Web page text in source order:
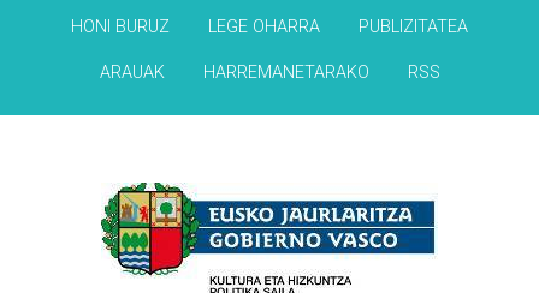
HONI BURUZ LEGE OHARRA PUBLIZITATEA
ARAUAK HARREMANETARAKO RSS